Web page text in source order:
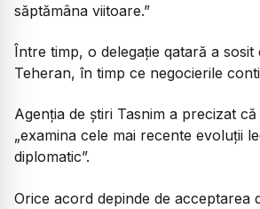
săptămâna viitoare.”
Între timp, o delegație qatară a sosit
Teheran, în timp ce negocierile
Agenția de știri Tasnim a precizat
„examina cele mai recente evoluții
diplomatic”.
Orice acord depinde de acceptarea